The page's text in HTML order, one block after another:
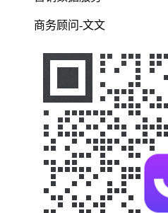
商务顾问-文文